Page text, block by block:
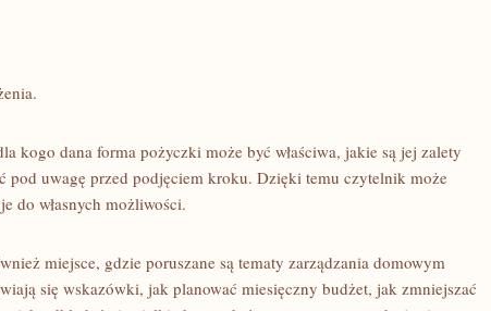
kogo dana forma pożyczki może być właściwa, jakie są jej zalety
pod uwagę przed podjęciem kroku. Dzięki temu czytelnik może
do własnych możliwości.
miejsce, gdzie poruszane są tematy zarządzania domowym
się wskazówki, jak planować miesięczny budżet, jak zmniejszać